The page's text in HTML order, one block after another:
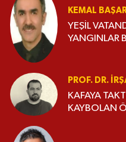
KEMAL
YEŞİL
YANGINLAR
PROF. DR.
KAFAYA
KAYBOLAN